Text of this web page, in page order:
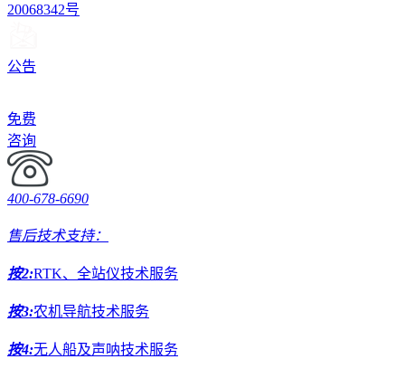
20068342号
公告
免费
咨询
400-678-6690
售后技术支持：
按2:RTK、全站仪技术服务
按3:农机导航技术服务
按4:无人船及声呐技术服务